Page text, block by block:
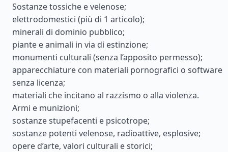
Sostanze tossiche e velenose;
elettrodomestici (più di 1 articolo);
minerali di dominio pubblico;
piante e animali in via di estinzione;
monumenti culturali (senza l’apposito permesso);
apparecchiature con materiali pornografici o software
senza licenza;
materiali che incitano al razzismo o alla violenza.
Armi e munizioni;
sostanze stupefacenti e psicotrope;
sostanze potenti velenose, radioattive, esplosive;
opere d’arte, valori culturali e storici;